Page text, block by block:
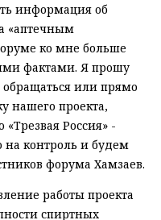
информация об
«аптечным
ко мне больше
фактами. Я прошу
обращаться или прямо
нашего проекта,
Россия» -
на контроль и будем
форума Хамзаев.
работы проекта
спиртных